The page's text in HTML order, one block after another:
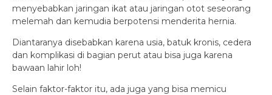
menyebabkan jaringan ikat atau jaringan otot seseorang
melemah dan kemudia berpotensi menderita hernia.
Diantaranya disebabkan karena usia, batuk kronis, cedera
dan komplikasi di bagian perut atau bisa juga karena
bawaan lahir loh!
Selain faktor-faktor itu, ada juga yang bisa memicu